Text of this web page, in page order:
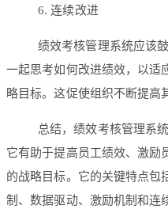
6. 连续改进
绩效考核管理系统应该
一起思考如何改进绩效，以适
略目标。这促使组织不断提高
总结，绩效考核管理系
它有助于提高员工绩效、激励
的战略目标。它的关键特点包
制、数据驱动、激励机制和连